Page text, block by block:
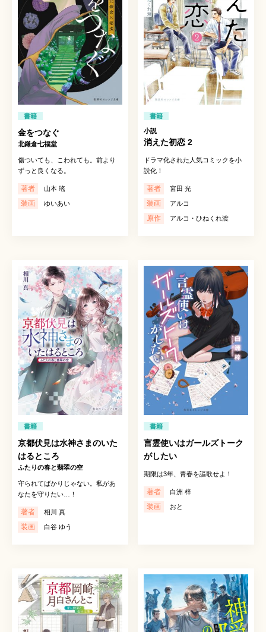
書籍
金をつなぐ
北鎌倉七福堂
傷ついても、こわれても。前より
ずっと良くなる。
著者 山本 瑤
装画 ゆいあい
書籍
小説
消えた初恋 2
ドラマ化された人気コミックを小
説化！
著者 宮田 光
装画 アルコ
原作 アルコ・ひねくれ渡
書籍
京都伏見は水神さまのいた
はるところ
ふたりの春と翡翠の空
守られてばかりじゃない。私があ
なたを守りたい…！
著者 相川 真
装画 白谷 ゆう
書籍
言霊使いはガールズトーク
がしたい
期限は3年、青春を謳歌せよ！
著者 白洲 梓
装画 おと